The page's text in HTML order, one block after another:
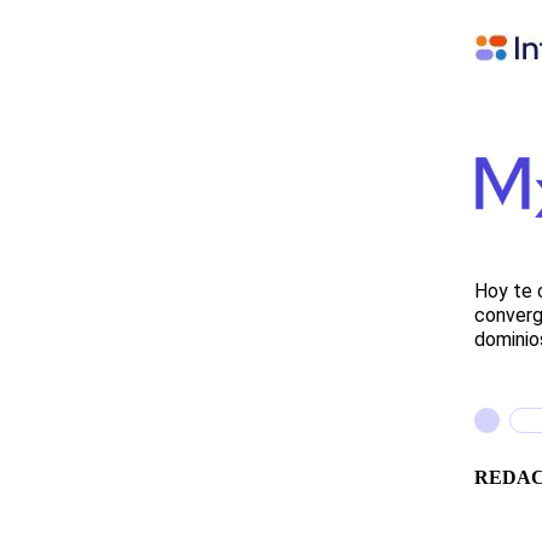
Hoy te